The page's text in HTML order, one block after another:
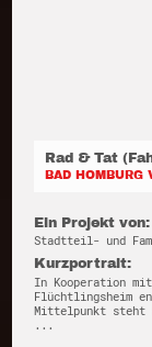
Rad & Tat
BAD HOMBURG
Ein Projekt von:
Stadtteil- und
Kurzportrait:
In Kooperation
Flüchtlingsheim
Mittelpunkt steht
...